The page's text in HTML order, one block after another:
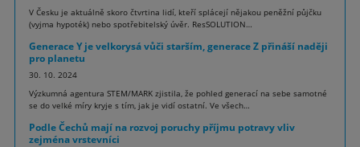
V Česku je aktuálně skoro čtvrtina lidí, kteří splácejí nějakou peněžní půjčku
(vyjma hypoték) nebo spotřebitelský úvěr. ResSOLUTION…
Generace Y je velkorysá vůči starším, generace Z přináší naději
pro planetu
30. 10. 2024
Výzkumná agentura STEM/MARK zjistila, že pohled generací na sebe samotné
se do velké míry kryje s tím, jak je vidí ostatní. Ve všech…
Podle Čechů mají na rozvoj poruchy příjmu potravy vliv
zejména vrstevníci